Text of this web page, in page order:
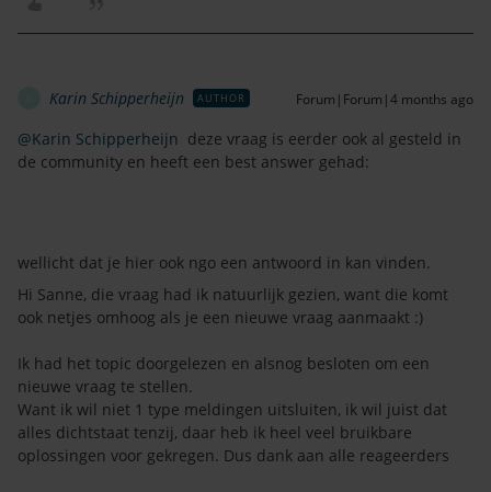
Karin Schipperheijn AUTHOR Forum|Forum|4 months ago
@Karin Schipperheijn deze vraag is eerder ook al gesteld in
de community en heeft een best answer gehad:
wellicht dat je hier ook ngo een antwoord in kan vinden.
Hi Sanne, die vraag had ik natuurlijk gezien, want die komt
ook netjes omhoog als je een nieuwe vraag aanmaakt :)
Ik had het topic doorgelezen en alsnog besloten om een
nieuwe vraag te stellen.
Want ik wil niet 1 type meldingen uitsluiten, ik wil juist dat
alles dichtstaat tenzij, daar heb ik heel veel bruikbare
oplossingen voor gekregen. Dus dank aan alle reageerders